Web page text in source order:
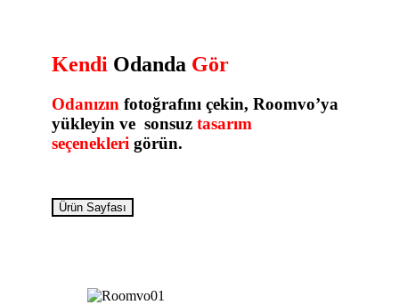
Kendi Odanda Gör
Odanızın fotoğrafını çekin, Roomvo’ya
yükleyin ve sonsuz tasarım
seçenekleri görün.
Ürün Sayfası